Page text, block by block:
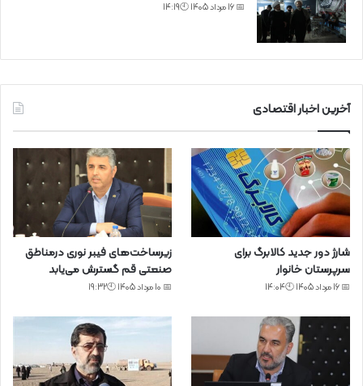
📅 16 مرداد 1405 🕙14:19
آخرین اخبار اقتصادی
شارژ دور جدید کالابرگ برای
سرپرستان خانوار
📅 16 مرداد 1405 🕙14:04
زیرساخت‌های فیبر نوری درمناطق
صنعتی قم گسترش می‌یابد
📅 10 مرداد 1405 🕙19:32